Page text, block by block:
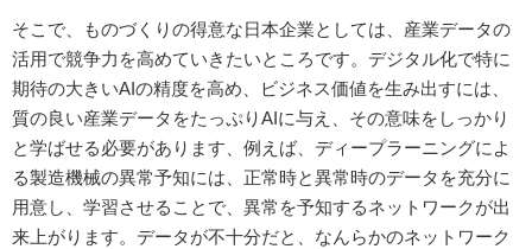
そこで、ものづくりの得意な日本企業としては、産業データの
活用で競争力を高めていきたいところです。デジタル化で特に
期待の大きいAIの精度を高め、ビジネス価値を生み出すには、
質の良い産業データをたっぷりAIに与え、その意味をしっかり
と学ばせる必要があります、例えば、ディープラーニングによ
る製造機械の異常予知には、正常時と異常時のデータを充分に
用意し、学習させることで、異常を予知するネットワークが出
来上がります。データが不十分だと、なんらかのネットワーク